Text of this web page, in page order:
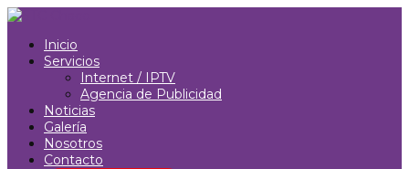
Inicio
Servicios
Internet / IPTV
Agencia de Publicidad
Noticias
Galería
Nosotros
Contacto